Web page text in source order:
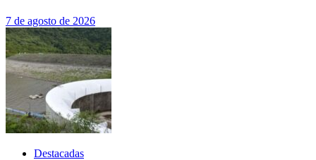
7 de agosto de 2026
Destacadas